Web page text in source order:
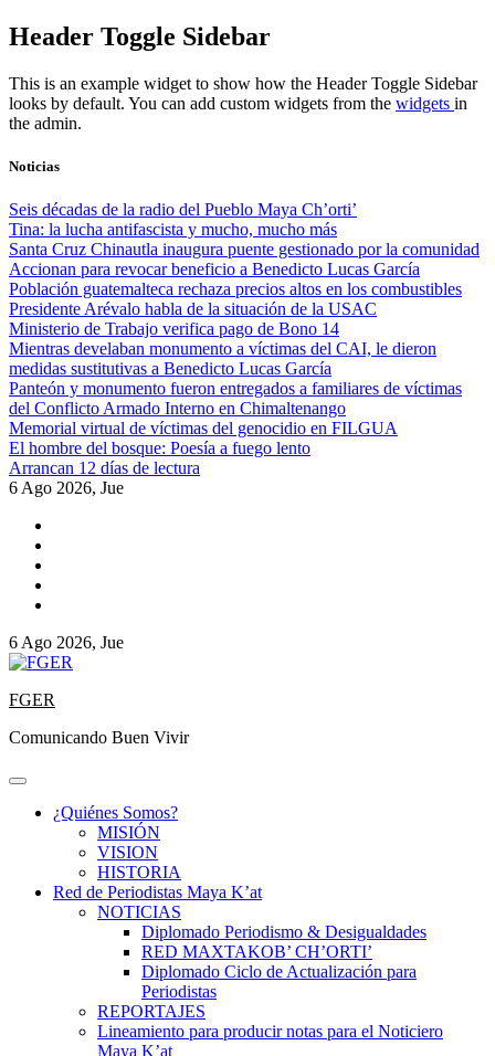
Skip
to
Header Toggle Sidebar
This is an example widget to show how the Header Toggle Sidebar
looks by default. You can add custom widgets from the widgets in
the admin.
Noticias
Seis décadas de la radio del Pueblo Maya Ch’orti’
Tina: la lucha antifascista y mucho, mucho más
Santa Cruz Chinautla inaugura puente gestionado por la comunidad
Accionan para revocar beneficio a Benedicto Lucas García
Población guatemalteca rechaza precios altos en los combustibles
Presidente Arévalo habla de la situación de la USAC
Ministerio de Trabajo verifica pago de Bono 14
Mientras develaban monumento a víctimas del CAI, le dieron
medidas sustitutivas a Benedicto Lucas García
Panteón y monumento fueron entregados a familiares de víctimas
del Conflicto Armado Interno en Chimaltenango
Memorial virtual de víctimas del genocidio en FILGUA
El hombre del bosque: Poesía a fuego lento
Arrancan 12 días de lectura
6 Ago 2026, Jue
6 Ago 2026, Jue
FGER
Comunicando Buen Vivir
¿Quiénes Somos?
MISIÓN
VISION
HISTORIA
Red de Periodistas Maya K’at
NOTICIAS
Diplomado Periodismo & Desigualdades
RED MAXTAKOB’ CH’ORTI’
Diplomado Ciclo de Actualización para
Periodistas
REPORTAJES
Lineamiento para producir notas para el Noticiero
Maya K’at